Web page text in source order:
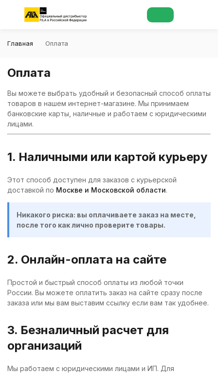
Главная Оплата
Оплата
Вы можете выбрать удобный и безопасный способ оплаты
товаров в нашем интернет-магазине. Мы принимаем
банковские карты, наличные и работаем с юридическими
лицами.
1. Наличными или картой курьеру
Этот способ доступен для заказов с курьерской
доставкой по Москве и Московской области.
Никакого риска: вы оплачиваете заказ на месте,
после того как лично проверите товары.
2. Онлайн-оплата на сайте
Простой и быстрый способ оплаты из любой точки
России. Вы можете оплатить заказ на сайте сразу после
заказа или мы вам выставим ссылку если вам так удобнее.
3. Безналичный расчет для
организаций
Мы работаем с юридическими лицами и ИП. Для